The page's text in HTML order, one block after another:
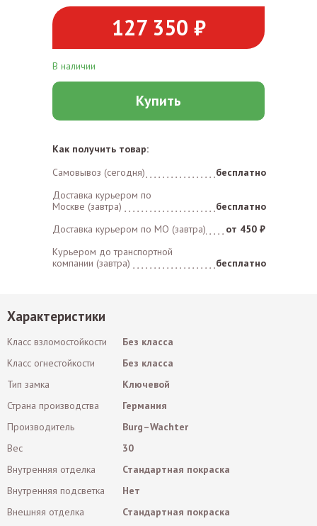
127 350 ₽
В наличии
Купить
Как получить товар:
Самовывоз (сегодня)
бесплатно
Доставка курьером по
Москве (завтра)
бесплатно
Доставка курьером по MO (завтра)
от 450 ₽
Курьером до транспортной
компании (завтра)
бесплатно
Характеристики
Класс взломостойкости
Без класса
Класс огнестойкости
Без класса
Тип замка
Ключевой
Страна производства
Германия
Производитель
Burg–Wachter
Вес
30
Внутренняя отделка
Стандартная покраска
Внутренняя подсветка
Нет
Внешняя отделка
Стандартная покраска